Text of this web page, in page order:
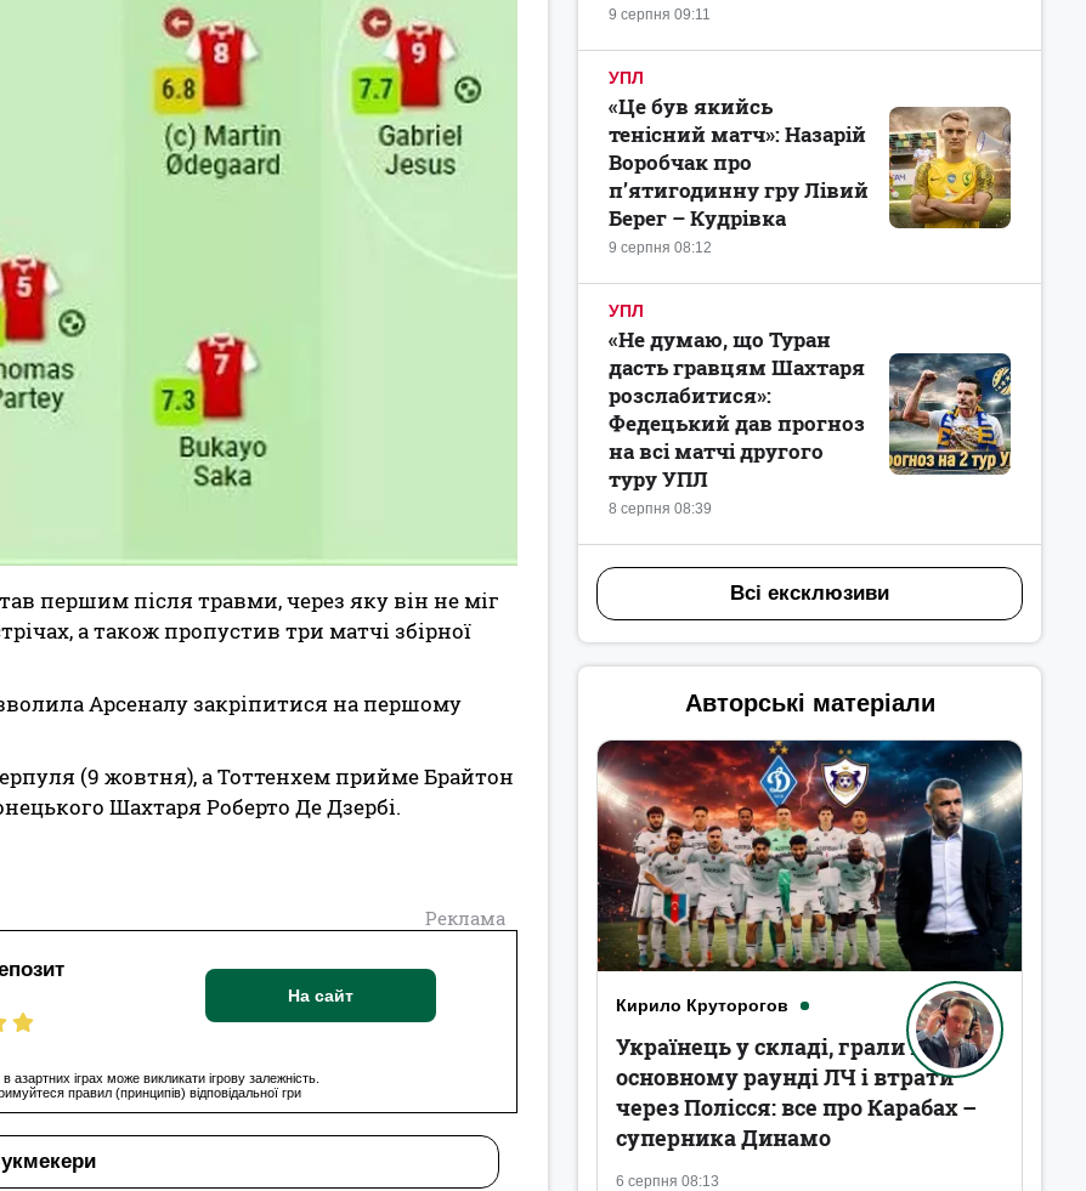
першим після травми, через яку він не міг
а також пропустив три матчі збірної
Арсеналу закріпитися на першому
(9 жовтня), а Тоттенхем прийме Брайтон
Шахтаря Роберто Де Дзербі.
Реклама
На сайт
азартних іграх може викликати ігрову залежність.
правил (принципів) відповідальної гри
9 серпня 09:11
УПЛ
9 серпня 08:12
«Це був якийсь
тенісний матч»: Назарій
Воробчак про
п’ятигодинну гру Лівий
Берег – Кудрівка
УПЛ
8 серпня 08:39
«Не думаю, що Туран
дасть гравцям Шахтаря
розслабитися»:
Федецький дав прогноз
на всі матчі другого
туру УПЛ
Всі ексклюзиви
Авторські матеріали
Кирило Круторогов
6 серпня 08:13
Українець у складі, грали в
основному раунді ЛЧ і втрати
через Полісся: все про Карабах –
суперника Динамо